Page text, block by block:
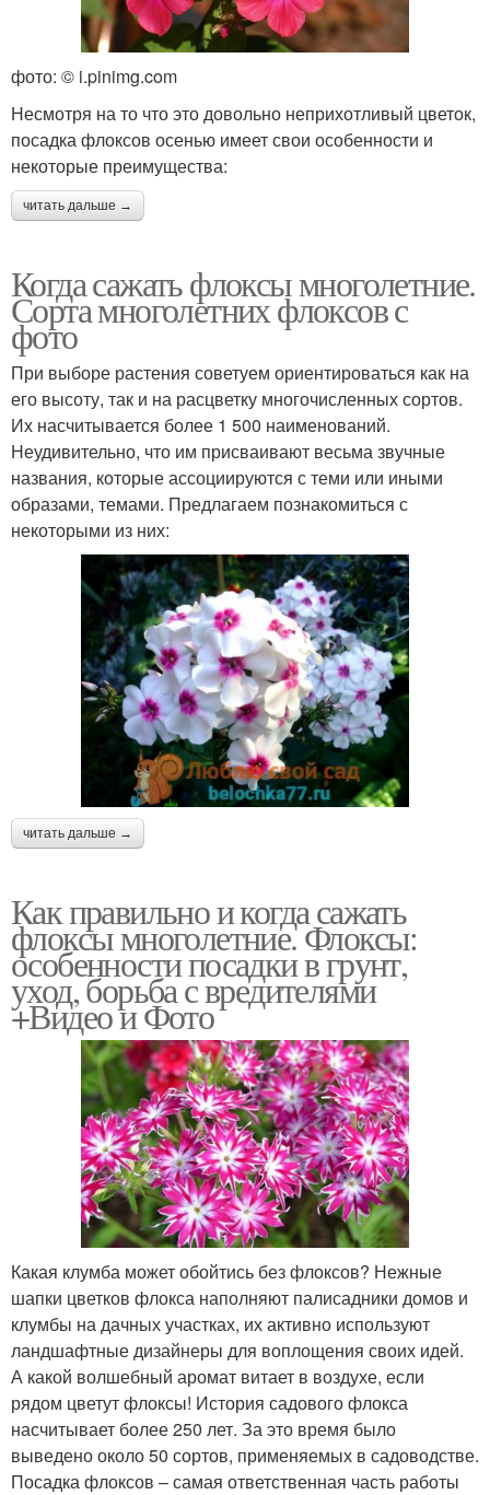
фото: © i.pinimg.com
Несмотря на то что это довольно неприхотливый цветок,
посадка флоксов осенью имеет свои особенности и
некоторые преимущества:
читать дальше →
Когда сажать флоксы многолетние.
Сорта многолетних флоксов с
фото
При выборе растения советуем ориентироваться как на
его высоту, так и на расцветку многочисленных сортов.
Их насчитывается более 1 500 наименований.
Неудивительно, что им присваивают весьма звучные
названия, которые ассоциируются с теми или иными
образами, темами. Предлагаем познакомиться с
некоторыми из них:
читать дальше →
Как правильно и когда сажать
флоксы многолетние. Флоксы:
особенности посадки в грунт,
уход, борьба с вредителями
+Видео и Фото
Какая клумба может обойтись без флоксов? Нежные
шапки цветков флокса наполняют палисадники домов и
клумбы на дачных участках, их активно используют
ландшафтные дизайнеры для воплощения своих идей.
А какой волшебный аромат витает в воздухе, если
рядом цветут флоксы! История садового флокса
насчитывает более 250 лет. За это время было
выведено около 50 сортов, применяемых в садоводстве.
Посадка флоксов – самая ответственная часть работы